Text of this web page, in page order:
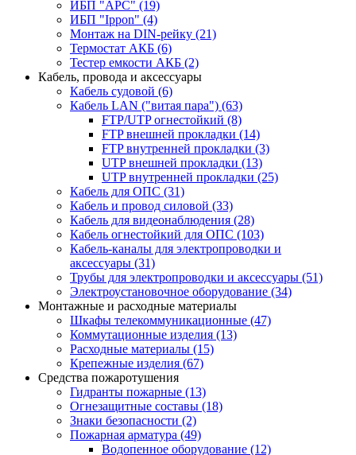
ИБП "APC" (19)
ИБП "Ippon" (4)
Монтаж на DIN-рейку (21)
Термостат АКБ (6)
Тестер емкости АКБ (2)
Кабель, провода и аксессуары
Кабель судовой (6)
Кабель LAN ("витая пара") (63)
FTP/UTP огнестойкий (8)
FTP внешней прокладки (14)
FTP внутренней прокладки (3)
UTP внешней прокладки (13)
UTP внутренней прокладки (25)
Кабель для ОПС (31)
Кабель и провод силовой (33)
Кабель для видеонаблюдения (28)
Кабель огнестойкий для ОПС (103)
Кабель-каналы для электропроводки и
аксессуары (31)
Трубы для электропроводки и аксессуары (51)
Электроустановочное оборудование (34)
Монтажные и расходные материалы
Шкафы телекоммуникационные (47)
Коммутационные изделия (13)
Расходные материалы (15)
Крепежные изделия (67)
Средства пожаротушения
Гидранты пожарные (13)
Огнезащитные составы (18)
Знаки безопасности (2)
Пожарная арматура (49)
Водопенное оборудование (12)